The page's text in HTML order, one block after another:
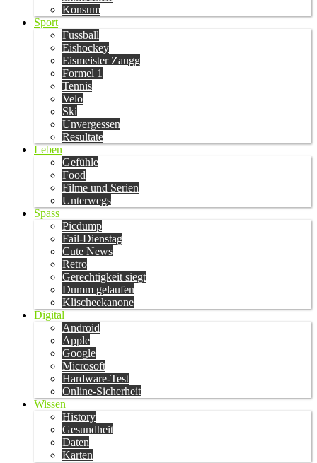
Konsum
Sport
Fussball
Eishockey
Eismeister Zaugg
Formel 1
Tennis
Velo
Ski
Unvergessen
Resultate
Leben
Gefühle
Food
Filme und Serien
Unterwegs
Spass
Picdump
Fail-Dienstag
Cute News
Retro
Gerechtigkeit siegt
Dumm gelaufen
Klischeekanone
Digital
Android
Apple
Google
Microsoft
Hardware-Test
Online-Sicherheit
Wissen
History
Gesundheit
Daten
Karten